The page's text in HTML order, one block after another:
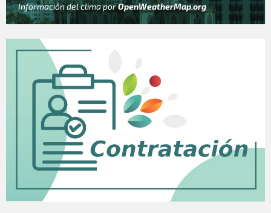
Información del clima porOpenWeatherMap.org